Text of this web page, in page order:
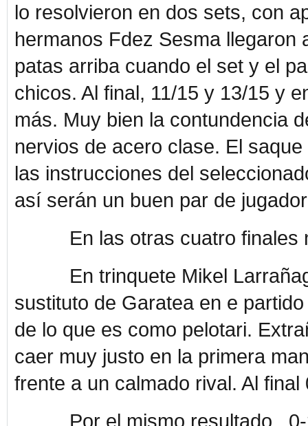
lo resolvieron en dos sets, con
hermanos Fdez Sesma
patas arriba cuando el set y el
chicos. Al final, 11/15 y 13/15 y
más. Muy bien la contundencia
nervios de acero clase. El
las instrucciones del
así serán un buen par de
En las otras cuatro finales
En trinquete Mikel
sustituto de Garatea en e
de lo que es como pelotari.
caer muy justo en la primera
frente a un calmado rival. Al
Por el mismo resultado , 0-2